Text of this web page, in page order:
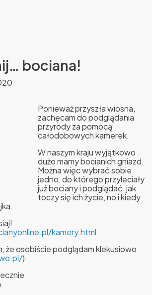
bociana!
Ponieważ przyszła wiosna,
zachęcam do podglądania
przyrody za pomocą
całodobowych kamerek.
W naszym kraju wyjątkowo
dużo mamy bocianich gniazd.
Można więc wybrać sobie
jedno, do którego przyleciały
już bociany i podglądać, jak
toczy się ich życie, no i kiedy
kamery.html
że osobiście podglądam klekusiowo
).